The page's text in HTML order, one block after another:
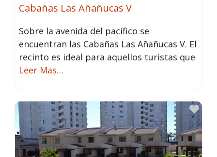
Cabañas Las Añañucas V
Sobre la avenida del pacífico se
encuentran las Cabañas Las Añañucas V. El
recinto es ideal para aquellos turistas que
Leer Mas…